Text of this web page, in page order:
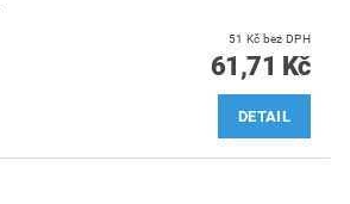
51 Kč bez DPH
61,71 Kč
DETAIL